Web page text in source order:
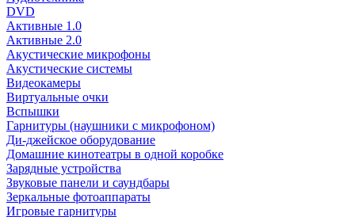
DVD
Активные 1.0
Активные 2.0
Акустические микрофоны
Акустические системы
Видеокамеры
Виртуальные очки
Вспышки
Гарнитуры (наушники с микрофоном)
Ди-джейское оборудование
Домашние кинотеатры в одной коробке
Зарядные устройства
Звуковые панели и саундбары
Зеркальные фотоаппараты
Игровые гарнитуры